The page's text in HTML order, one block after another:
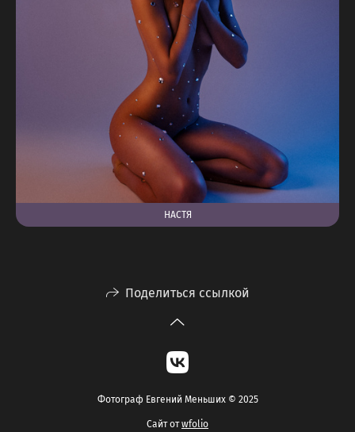
НАСТЯ
Поделиться ссылкой
Фотограф Евгений Меньших © 2025
Сайт отwfolio